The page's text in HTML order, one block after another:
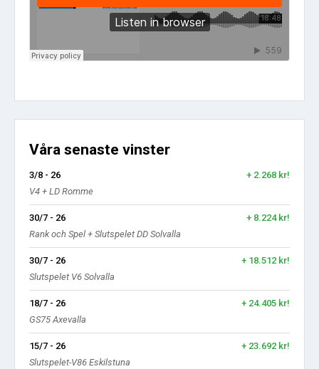
Våra senaste vinster
3/8 - 26
+ 2.268 kr!
V4 + LD Romme
30/7 - 26
+ 8.224 kr!
Rank och Spel + Slutspelet DD Solvalla
30/7 - 26
+ 18.512 kr!
Slutspelet V6 Solvalla
18/7 - 26
+ 24.405 kr!
GS75 Axevalla
15/7 - 26
+ 23.692 kr!
Slutspelet-V86 Eskilstuna